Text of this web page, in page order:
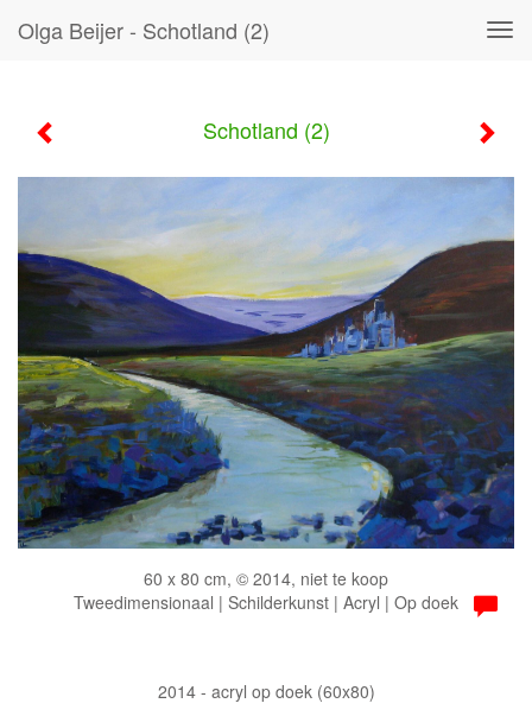
Olga Beijer - Schotland (2)
Schotland (2)
60 x 80 cm, © 2014, niet te koop
Tweedimensionaal | Schilderkunst | Acryl | Op doek
2014 - acryl op doek (60x80)